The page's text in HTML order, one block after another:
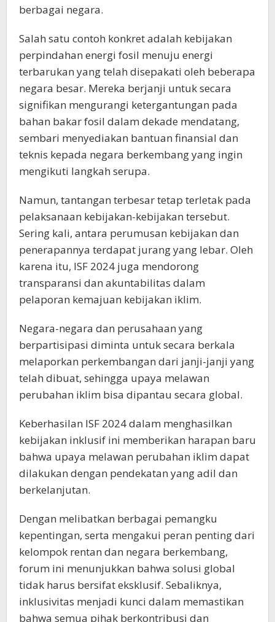
berbagai negara.
Salah satu contoh konkret adalah kebijakan
perpindahan energi fosil menuju energi
terbarukan yang telah disepakati oleh beberapa
negara besar. Mereka berjanji untuk secara
signifikan mengurangi ketergantungan pada
bahan bakar fosil dalam dekade mendatang,
sembari menyediakan bantuan finansial dan
teknis kepada negara berkembang yang ingin
mengikuti langkah serupa.
Namun, tantangan terbesar tetap terletak pada
pelaksanaan kebijakan-kebijakan tersebut.
Sering kali, antara perumusan kebijakan dan
penerapannya terdapat jurang yang lebar. Oleh
karena itu, ISF 2024 juga mendorong
transparansi dan akuntabilitas dalam
pelaporan kemajuan kebijakan iklim.
Negara-negara dan perusahaan yang
berpartisipasi diminta untuk secara berkala
melaporkan perkembangan dari janji-janji yang
telah dibuat, sehingga upaya melawan
perubahan iklim bisa dipantau secara global.
Keberhasilan ISF 2024 dalam menghasilkan
kebijakan inklusif ini memberikan harapan baru
bahwa upaya melawan perubahan iklim dapat
dilakukan dengan pendekatan yang adil dan
berkelanjutan.
Dengan melibatkan berbagai pemangku
kepentingan, serta mengakui peran penting dari
kelompok rentan dan negara berkembang,
forum ini menunjukkan bahwa solusi global
tidak harus bersifat eksklusif. Sebaliknya,
inklusivitas menjadi kunci dalam memastikan
bahwa semua pihak berkontribusi dan